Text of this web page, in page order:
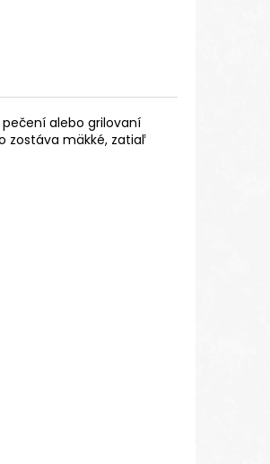
alebo grilovaní
zostáva mäkké, zatiaľ